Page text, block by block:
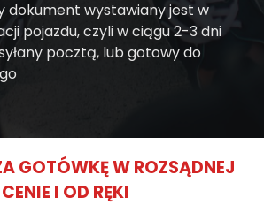
dokument wystawiany jest w
pojazdu, czyli w ciągu 2-3 dni
pocztą, lub gotowy do
GOTÓWKĘ W ROZSĄDNEJ
CENIE I OD RĘKI